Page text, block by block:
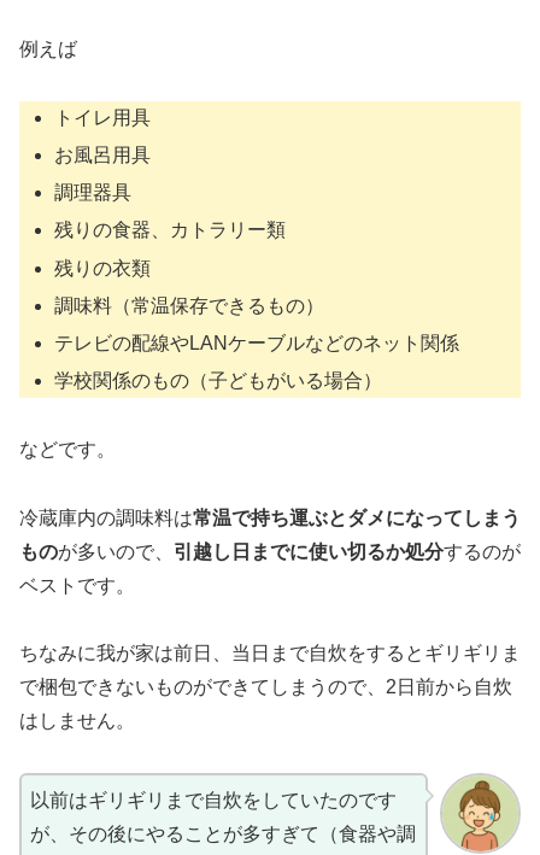
例えば
トイレ用具
お風呂用具
調理器具
残りの食器、カトラリー類
残りの衣類
調味料（常温保存できるもの）
テレビの配線やLANケーブルなどのネット関係
学校関係のもの（子どもがいる場合）
などです。
冷蔵庫内の調味料は常温で持ち運ぶとダメになってしまう
ものが多いので、 引越し日までに使い切るか処分するのが
ベストです。
ちなみに我が家は前日、当日まで自炊をするとギリギリま
で梱包できないものができてしまうので、2日前から自炊
はしません。
以前はギリギリまで自炊をしていたのです
が、その後にやることが多すぎて（食器や調